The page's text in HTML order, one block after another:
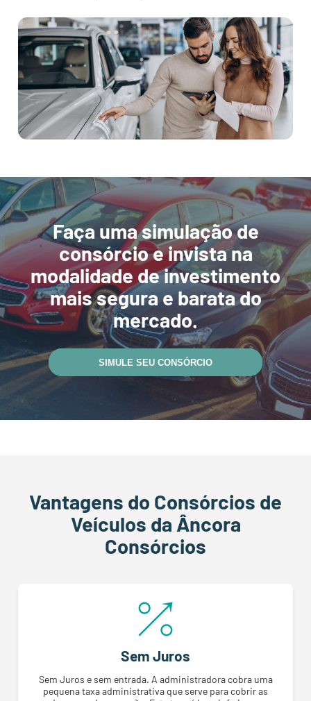
Faça uma simulação de
consórcio e invista na
modalidade de investimento
mais segura e barata do
mercado.
SIMULE SEU CONSÓRCIO
Vantagens do Consórcios de
Veículos da Âncora
Consórcios
Sem Juros
Sem Juros e sem entrada. A administradora cobra uma
pequena taxa administrativa que serve para cobrir as